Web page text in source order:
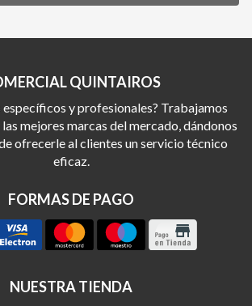
QUINTAIROS
específicos y profesionales? Trabajamos
mejores marcas del mercado, dándonos
ofrecerle al clientes un servicio técnico
eficaz.
FORMAS DE PAGO
NUESTRA TIENDA